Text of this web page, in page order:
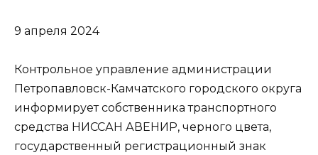
9 апреля 2024
Контрольное управление администрации
Петропавловск-Камчатского городского округа
информирует собственника транспортного
средства НИССАН АВЕНИР, черного цвета,
государственный регистрационный знак